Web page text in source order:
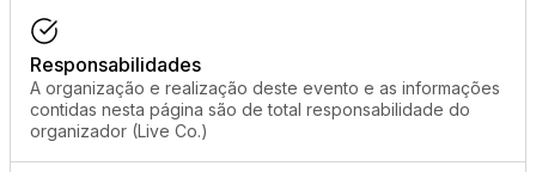
Responsabilidades
A organização e realização deste evento e as informações
contidas nesta página são de total responsabilidade do
organizador (Live Co.)